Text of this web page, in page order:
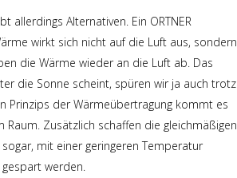
allerdings Alternativen. Ein ORTNER
wirkt sich nicht auf die Luft aus, sondern
die Wärme wieder an die Luft ab. Das
die Sonne scheint, spüren wir ja auch trotz
Prinzips der Wärmeübertragung kommt es
Zusätzlich schaffen die gleichmäßigen
mit einer geringeren Temperatur
werden.